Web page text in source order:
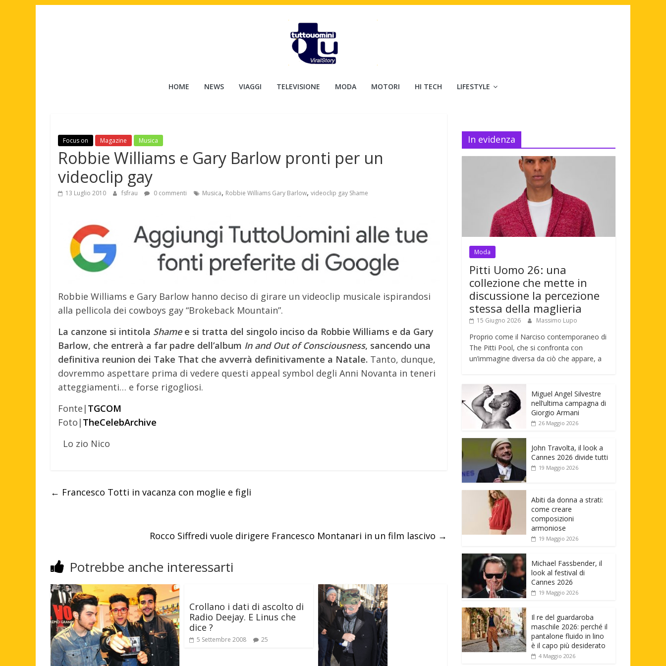
Tuttouomini
Motori,
gay
news
moda
HOME NEWS VIAGGI TELEVISIONE MODA MOTORI HI TECH LIFESTYLE
Focus on Magazine Musica
Robbie Williams e Gary Barlow pronti per un
videoclip gay
13 Luglio 2010 fsfrau 0 commenti Musica, Robbie Williams Gary Barlow, videoclip gay Shame
Robbie Williams e Gary Barlow hanno deciso di girare un videoclip musicale ispirandosi
alla pellicola dei cowboys gay “Brokeback Mountain”.
La canzone si intitola Shamee si tratta del singolo inciso da Robbie Williams e da Gary
Barlow, che entrerà a far padre dell’album In and Out of Consciousness, sancendo una
definitiva reunion dei Take That che avverrà definitivamente a Natale. Tanto, dunque,
dovremmo aspettare prima di vedere questi appeal symbol degli Anni Novanta in teneri
atteggiamenti… e forse rigogliosi.
Fonte| TGCOM
Foto| TheCelebArchive
Lo zio Nico
← Francesco Totti in vacanza con moglie e figli
Rocco Siffredi vuole dirigere Francesco Montanari in un film lascivo →
Potrebbe anche interessarti
Crollano i dati di ascolto di
Radio Deejay. E Linus che
dice ?
5 Settembre 2008 25
In evidenza
Moda
Pitti Uomo 26: una
collezione che mette in
discussione la percezione
stessa della maglieria
15 Giugno 2026 Massimo Lupo
Proprio come il Narciso contemporaneo di
The Pitti Pool, che si confronta con
un’immagine diversa da ciò che appare, a
Miguel Angel Silvestre
nell’ultima campagna di
Giorgio Armani
26 Maggio 2026
John Travolta, il look a
Cannes 2026 divide tutti
19 Maggio 2026
Abiti da donna a strati:
come creare
composizioni
armoniose
19 Maggio 2026
Michael Fassbender, il
look al festival di
Cannes 2026
19 Maggio 2026
Il re del guardaroba
maschile 2026: perché il
pantalone fluido in lino
è il capo più desiderato
4 Maggio 2026